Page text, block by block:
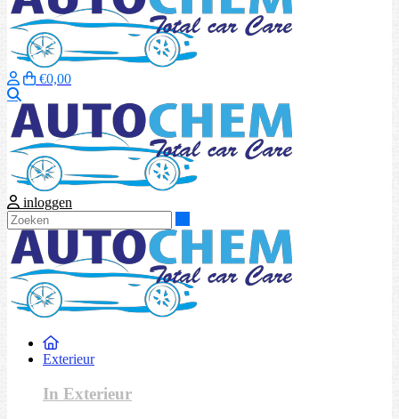
€0,00
inloggen
Exterieur
In Exterieur